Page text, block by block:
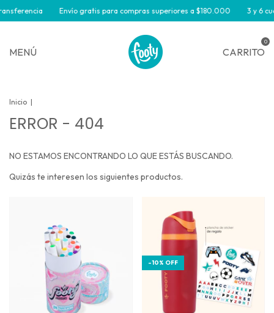
Envío gratis para compras superiores a $180.000 3 y 6
MENÚ CARRITO
0
Inicio |
ERROR - 404
NO ESTAMOS ENCONTRANDO LO QUE ESTÁS BUSCANDO.
Quizás te interesen los siguientes productos.
-10% OFF